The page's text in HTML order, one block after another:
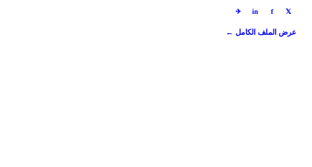
𝕏
f
in
✈
عرض الملف الكامل ←